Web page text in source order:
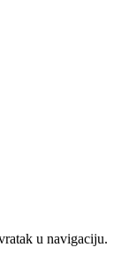
u navigaciju.